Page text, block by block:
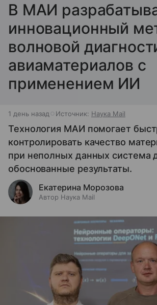
В МАИ
инновационный
волновой
авиаматериалов с
применением ИИ
1 день назад Источник: Наука Mail
Технология МАИ помогает
контролировать качество
при неполных данных система
обоснованные результаты.
Екатерина Морозова
Автор Наука Mail